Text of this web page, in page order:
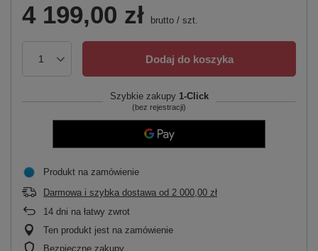
4 199,00 zł brutto / szt.
Dodaj do koszyka
Szybkie zakupy 1-Click
(bez rejestracji)
Produkt na zamówienie
Darmowa i szybka dostawa od 2 000,00 zł
14 dni na łatwy zwrot
Ten produkt jest na zamówienie
Bezpieczne zakupy